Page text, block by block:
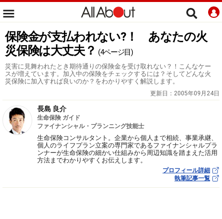
保険金が支払われない?！ あなたの火
災保険は大丈夫？ (4ページ目)
災害に見舞われたとき期待通りの保険金を受け取れない？！こんなケー
スが増えています。加入中の保険をチェックするには？そしてどんな火
災保険に加入すれば良いのか？をわかりやすく解説します。
更新日： 2005年09月24日
長島 良介
生命保険 ガイド
ファイナンシャル・プランニング技能士
生命保険コンサルタント。企業から個人まで相続、事業承継、
個人のライフプラン立案の専門家であるファイナンシャルプラ
ンナーが生命保険の細かい仕組みから周辺知識を踏まえた活用
方法までわかりやすくお伝えします。
プロフィール詳細
執筆記事一覧